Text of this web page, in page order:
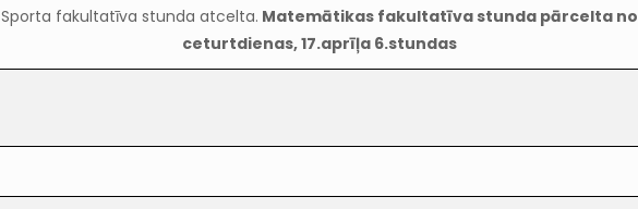
Sporta fakultatīva stunda atcelta. Matemātikas fakultatīva stunda pārcelta no
ceturtdienas, 17.aprīļa 6.stundas